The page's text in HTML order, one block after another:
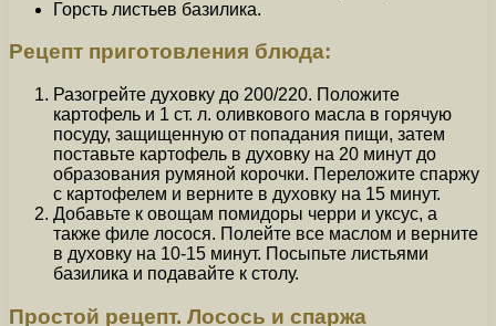
Горсть листьев базилика.
Рецепт приготовления блюда:
Разогрейте духовку до 200/220. Положите
картофель и 1 ст. л. оливкового масла в горячую
посуду, защищенную от попадания пищи, затем
поставьте картофель в духовку на 20 минут до
образования румяной корочки. Переложите спаржу
с картофелем и верните в духовку на 15 минут.
Добавьте к овощам помидоры черри и уксус, а
также филе лосося. Полейте все маслом и верните
в духовку на 10-15 минут. Посыпьте листьями
базилика и подавайте к столу.
Простой рецепт. Лосось и спаржа